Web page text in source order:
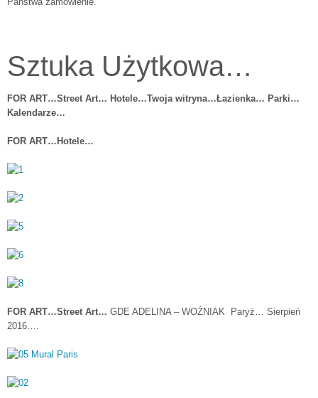
Sztuka Użytkowa…
FOR ART…Street Art… Hotele…Twoja witryna…Łazienka… Parki…
Kalendarze…
FOR ART…Hotele…
FOR ART…Street Art… GDE ADELINA – WOŹNIAK Paryż… Sierpień
2016….